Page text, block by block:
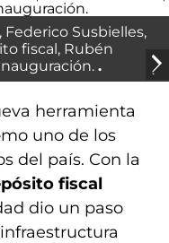
Susbielles,
fiscal, Rubén
herramienta
uno de los
del país. Con la
fiscal
dio un paso